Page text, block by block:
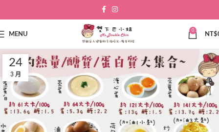
MENU
0
NT$
24
3 月